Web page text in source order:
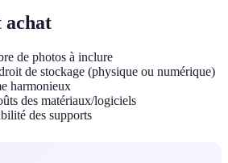
achat
de photos à inclure
de stockage (physique ou numérique)
harmonieux
des matériaux/logiciels
des supports